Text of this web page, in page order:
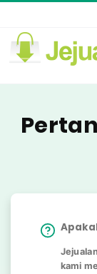
kami